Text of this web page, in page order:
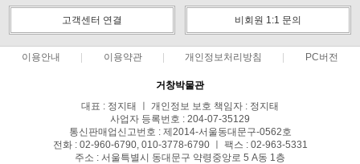
고객센터 연결 비회원 1:1 문의
이용안내 이용약관 개인정보처리방침 PC버전
거창박물관
대표 : 정지태 ㅣ 개인정보 보호 책임자 : 정지태
사업자 등록번호 : 204-07-35129
통신판매업신고번호 : 제2014-서울동대문구-0562호
전화 : 02-960-6790, 010-3778-6790 ㅣ 팩스 : 02-963-5331
주소 : 서울특별시 동대문구 약령중앙로 5 A동 1층